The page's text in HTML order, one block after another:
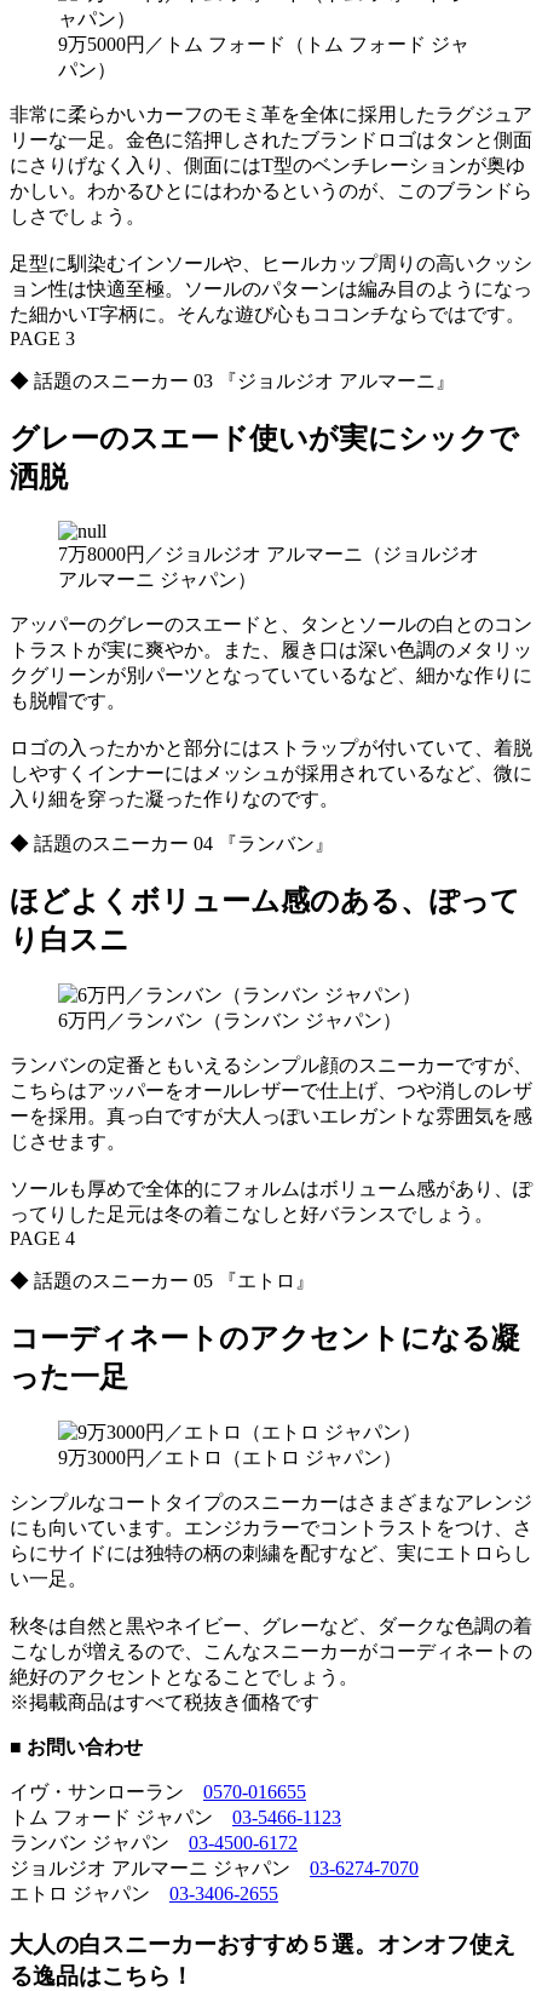
9万5000円／トム フォード（トム フォード ジャ
パン）
非常に柔らかいカーフのモミ革を全体に採用したラグジュア
リーな一足。金色に箔押しされたブランドロゴはタンと側面
にさりげなく入り、側面にはT型のベンチレーションが奥ゆ
かしい。わかるひとにはわかるというのが、このブランドら
しさでしょう。
足型に馴染むインソールや、ヒールカップ周りの高いクッシ
ョン性は快適至極。ソールのパターンは編み目のようになっ
た細かいT字柄に。そんな遊び心もココンチならではです。
PAGE 3
◆ 話題のスニーカー 03 『ジョルジオ アルマーニ』
グレーのスエード使いが実にシックで
洒脱
7万8000円／ジョルジオ アルマーニ（ジョルジオ
アルマーニ ジャパン）
アッパーのグレーのスエードと、タンとソールの白とのコン
トラストが実に爽やか。また、履き口は深い色調のメタリッ
クグリーンが別パーツとなっていているなど、細かな作りに
も脱帽です。
ロゴの入ったかかと部分にはストラップが付いていて、着脱
しやすくインナーにはメッシュが採用されているなど、微に
入り細を穿った凝った作りなのです。
◆ 話題のスニーカー 04 『ランバン』
ほどよくボリューム感のある、ぽって
り白スニ
6万円／ランバン（ランバン ジャパン）
ランバンの定番ともいえるシンプル顔のスニーカーですが、
こちらはアッパーをオールレザーで仕上げ、つや消しのレザ
ーを採用。真っ白ですが大人っぽいエレガントな雰囲気を感
じさせます。
ソールも厚めで全体的にフォルムはボリューム感があり、ぽ
ってりした足元は冬の着こなしと好バランスでしょう。
PAGE 4
◆ 話題のスニーカー 05 『エトロ』
コーディネートのアクセントになる凝
った一足
9万3000円／エトロ（エトロ ジャパン）
シンプルなコートタイプのスニーカーはさまざまなアレンジ
にも向いています。エンジカラーでコントラストをつけ、さ
らにサイドには独特の柄の刺繍を配すなど、実にエトロらし
い一足。
秋冬は自然と黒やネイビー、グレーなど、ダークな色調の着
こなしが増えるので、こんなスニーカーがコーディネートの
絶好のアクセントとなることでしょう。
※掲載商品はすべて税抜き価格です
■ お問い合わせ
イヴ・サンローラン 0570-016655
トム フォード ジャパン 03-5466-1123
ランバン ジャパン 03-4500-6172
ジョルジオ アルマーニ ジャパン 03-6274-7070
エトロ ジャパン 03-3406-2655
大人の白スニーカーおすすめ５選。オンオフ使え
る逸品はこちら！